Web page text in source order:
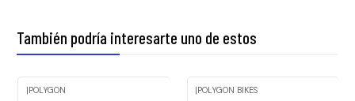
También podría interesarte uno de estos
|POLYGON |POLYGON BIKES